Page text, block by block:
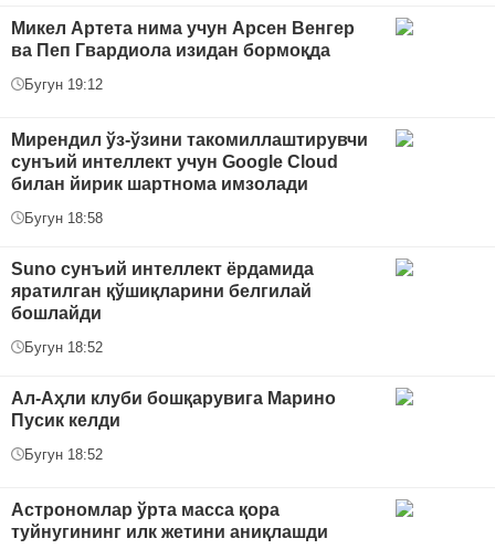
Микел Артета нима учун Арсен Венгер
ва Пеп Гвардиола изидан бормоқда
Бугун 19:12
Мирендил ўз-ўзини такомиллаштирувчи
сунъий интеллект учун Google Cloud
билан йирик шартнома имзолади
Бугун 18:58
Suno сунъий интеллект ёрдамида
яратилган қўшиқларини белгилай
бошлайди
Бугун 18:52
Ал-Аҳли клуби бошқарувига Марино
Пусик келди
Бугун 18:52
Астрономлар ўрта масса қора
туйнугининг илк жетини аниқлашди